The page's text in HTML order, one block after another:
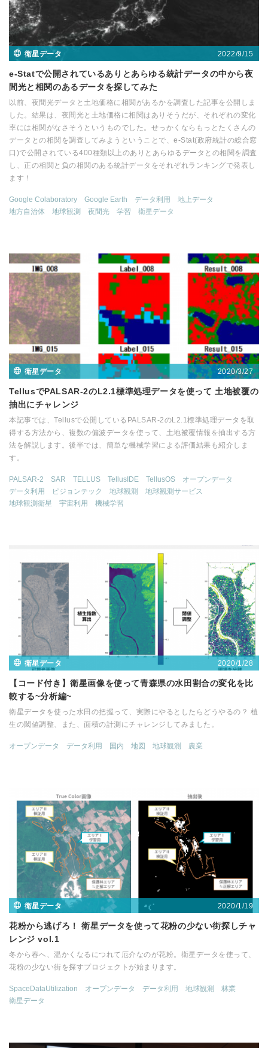
衛星データ 2022/9/15
e-Statで公開されているありとあらゆる統計データの中から夜
間光と相関のあるデータを探してみた
以前、夜間光データと土地価格に相関があるかを調査した記事を公開しま
した。結果は、夜間光と土地価格に相関はありそうだが、それぞれの変化
率には相関がなさそうというものでした。せっかくならもっとたくさんの
データとの相関を調査してみようということで、e-Stat(政府統計の総合窓
口)で公開されている400種類以上のありとあらゆるデータとの相関を調査
し、正の相関と負の相関のある統計データをそれぞれランキングで発表し
ます！
Google Colaboratory Google Earth データ利用
地上データ
地方自治体
地球観測 夜間光 学習 衛星データ
衛星データ 2020/3/27
TellusでPALSAR-2のL2.1標準処理データを使って 土地被覆の
抽出にチャレンジ
本記事では、Tellusで公開しているPALSAR-2のL2.1標準処理データを取
得する方法から、複数の偏波データを使って、土地被覆情報を抽出する方
法を解説します。後半では、簡単な機械学習による評価結果も紹介しま
す。
PALSAR-2 SAR TELLUS TellusIDE TellusOS
オープンデータ
データ利用
ピジョンテック 地球観測
地球観測サービス
地球観測衛星
宇宙利用 機械学習
衛星データ 2020/1/28
【コード付き】衛星画像を使って青森県の水田割合の変化を比
較する~分析編~
衛星データを使った水田の把握って、実際にやるとしたらどうやるの？ 植
生の閾値調整、また、面積の計測にチャレンジしてみました。
オープンデータ データ利用 国内 地図 地球観測 農業
衛星データ 2020/1/19
花粉から逃げろ！ 衛星データを使って花粉の少ない街探しチャ
レンジ vol.1
冬から春へ、温かくなるにつれて厄介なのが花粉。衛星データを使って、
花粉の少ない街を探すプロジェクトが始まります。
SpaceDataUtilization オープンデータ データ利用 地球観測
林業
衛星データ